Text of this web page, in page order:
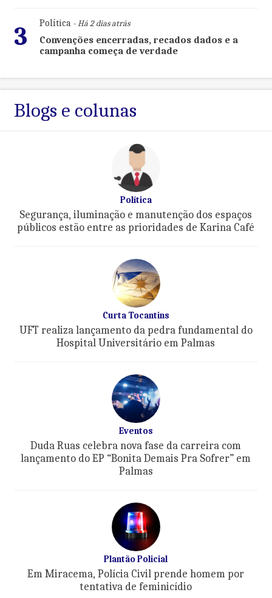
3 Política- Há 2 dias atrás
Convenções encerradas, recados dados e a
campanha começa de verdade
Blogs e colunas
Política
Segurança, iluminação e manutenção dos espaços
públicos estão entre as prioridades de Karina Café
Curta Tocantins
UFT realiza lançamento da pedra fundamental do
Hospital Universitário em Palmas
Eventos
Duda Ruas celebra nova fase da carreira com
lançamento do EP “Bonita Demais Pra Sofrer” em
Palmas
Plantão Policial
Em Miracema, Polícia Civil prende homem por
tentativa de feminicídio